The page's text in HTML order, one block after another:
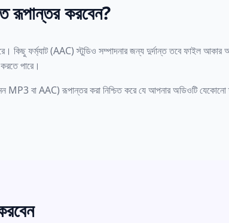
করবেন?
কিছু ফর্ম্যাট (AAC) স্টুডিও সম্পাদনার জন্য দুর্দান্ত তবে ফাইল
পারে।
MP3 বা AAC) রূপান্তর করা নিশ্চিত করে যে আপনার অডিওটি যেকোনো